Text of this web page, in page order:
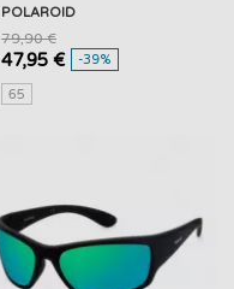
POLAROID
47,95 €
79,90 €
-39%
65